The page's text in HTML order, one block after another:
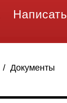
/ Документы